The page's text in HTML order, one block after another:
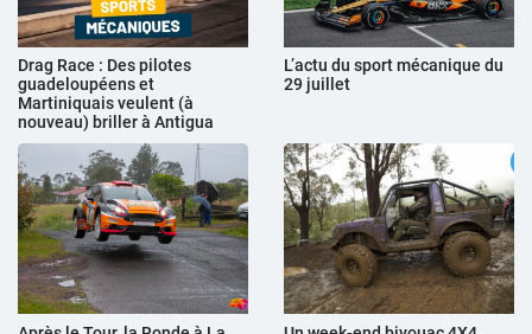
Drag Race : Des pilotes
guadeloupéens et
Martiniquais veulent (à
nouveau) briller à Antigua
L’actu du sport mécanique du
29 juillet